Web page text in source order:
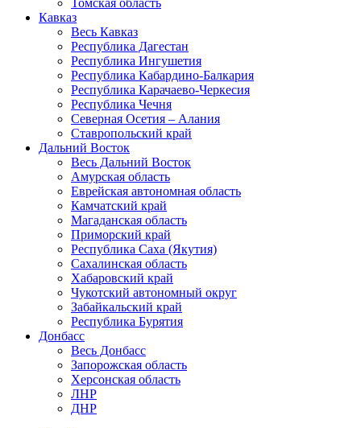
Томская область
Кавказ
Весь Кавказ
Республика Дагестан
Республика Ингушетия
Республика Кабардино-Балкария
Республика Карачаево-Черкесия
Республика Чечня
Северная Осетия – Алания
Ставропольский край
Дальний Восток
Весь Дальний Восток
Амурская область
Еврейская автономная область
Камчатский край
Магаданская область
Приморский край
Республика Саха (Якутия)
Сахалинская область
Хабаровский край
Чукотский автономный округ
Забайкальский край
Республика Бурятия
Донбасс
Весь Донбасс
Запорожская область
Херсонская область
ЛНР
ДНР